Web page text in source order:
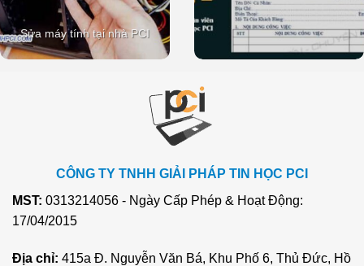
Sửa máy tính tại nhà PCI
CÔNG TY TNHH GIẢI PHÁP TIN HỌC PCI
MST: 0313214056 - Ngày Cấp Phép & Hoạt Động:
17/04/2015
Địa chỉ: 415a Đ. Nguyễn Văn Bá, Khu Phố 6, Thủ Đức, Hồ